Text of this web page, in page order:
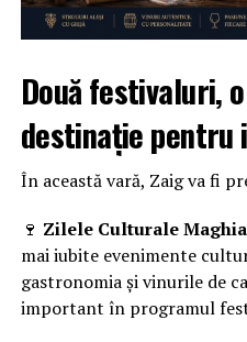
Două festivaluri,
destinație pentru
În această vară, Zaig va fi
🍷 Zilele Culturale
mai iubite evenimente
gastronomia și vinurile de
important în programul